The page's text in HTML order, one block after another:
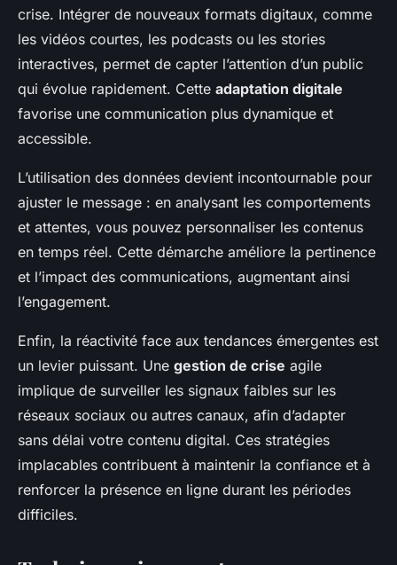
crise. Intégrer de nouveaux formats digitaux, comme
les vidéos courtes, les podcasts ou les stories
interactives, permet de capter l’attention d’un public
qui évolue rapidement. Cette adaptation digitale
favorise une communication plus dynamique et
accessible.
L’utilisation des données devient incontournable pour
ajuster le message : en analysant les comportements
et attentes, vous pouvez personnaliser les contenus
en temps réel. Cette démarche améliore la pertinence
et l’impact des communications, augmentant ainsi
l’engagement.
Enfin, la réactivité face aux tendances émergentes est
un levier puissant. Une gestion de crise agile
implique de surveiller les signaux faibles sur les
réseaux sociaux ou autres canaux, afin d’adapter
sans délai votre contenu digital. Ces stratégies
implacables contribuent à maintenir la confiance et à
renforcer la présence en ligne durant les périodes
difficiles.